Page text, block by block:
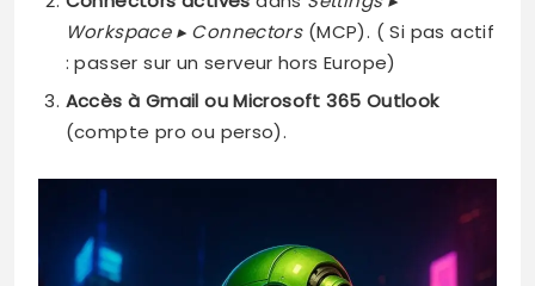
Workspace ▸ Connectors(MCP). ( Si pas actif
: passer sur un serveur hors Europe)
Accès à Gmail ou Microsoft 365 Outlook
(compte pro ou perso).